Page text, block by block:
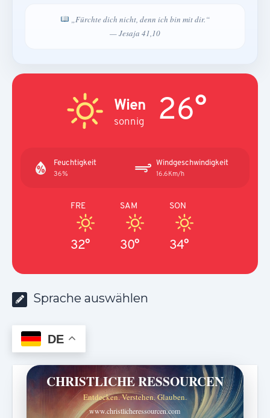
„Fürchte dich nicht, denn ich bin mit dir.“
— Jesaja 41,10
Wien
sonnig 26°
Feuchtigkeit
36%
Windgeschwindigkeit
16.6Km/h
FRE
32°
SAM
30°
SON
34°
Sprache auswählen
DE
CHRISTLICHE RESSOURCEN
Entdecken. Verstehen. Glauben.
www.christlicheressourcen.com